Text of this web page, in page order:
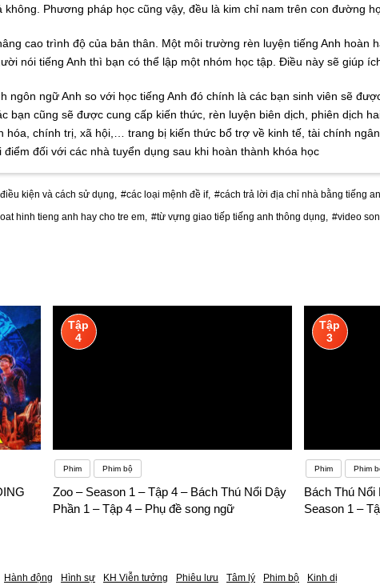
không. Phương pháp học cũng vậy, đều là kim chỉ nam trên con đường
cao trình độ của bản thân. Một môi trường rèn luyện tiếng Anh
nói tiếng Anh thì bạn có thể lập một nhóm học tập. Điều này sẽ giúp
ngôn ngữ Anh so với học tiếng Anh đó chính là các bạn sinh viên sẽ
bạn cũng sẽ được cung cấp kiến thức, rèn luyện biên dịch, phiên dịch
hóa, chính trị, xã hội,… trang bị kiến thức bổ trợ về kinh tế, tài chính
đối với các nhà tuyển dụng sau khi hoàn thành khóa học
kiện và cách sử dụng, #các loại mệnh đề if, #cách trả lời địa chỉ nhà bằng tiếng
hinh tieng anh hay cho tre em, #từ vựng giao tiếp tiếng anh thông dụng, #video
Tập
4
Phim Phim bộ
Zoo – Season 1 – Tập 4 – Bách Thú Nổi Dậy
Phần 1 – Tập 4 – Phụ đề song ngữ
Tập
3
Phim Phim
Bách Thú Nổi
Season 1 –
Hành động Hình sự KH Viễn tưởng Phiêu lưu Tâm lý Phim bộ Kinh dị